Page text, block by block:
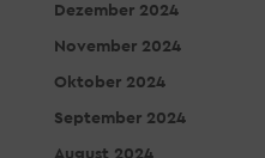
Dezember 2024
November 2024
Oktober 2024
September 2024
August 2024